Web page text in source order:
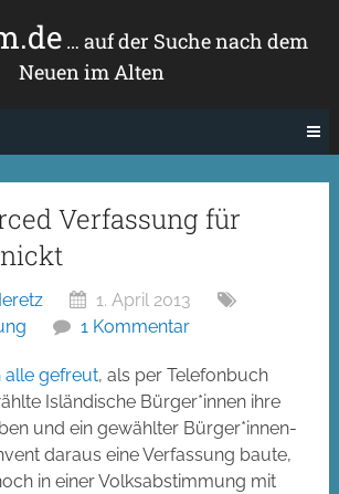
… auf der Suche nach dem
Neuen im Alten
Verfassung für
1. April 2013
1 Kommentar
alle gefreut, als per Telefonbuch
Isländische Bürger*innen ihre
und ein gewählter Bürger*innen-
daraus eine Verfassung baute,
in einer Volksabstimmung mit